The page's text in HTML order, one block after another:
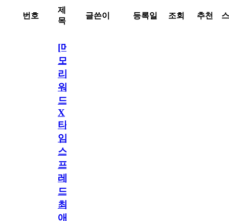
번호
제
목
글쓴이 등록일 조회 추천
[메
모
리
워
드
X
타
임
스
프
레
드]
최
애